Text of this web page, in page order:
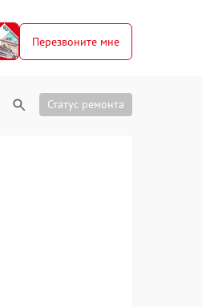
Перезвоните мне
Статус ремонта